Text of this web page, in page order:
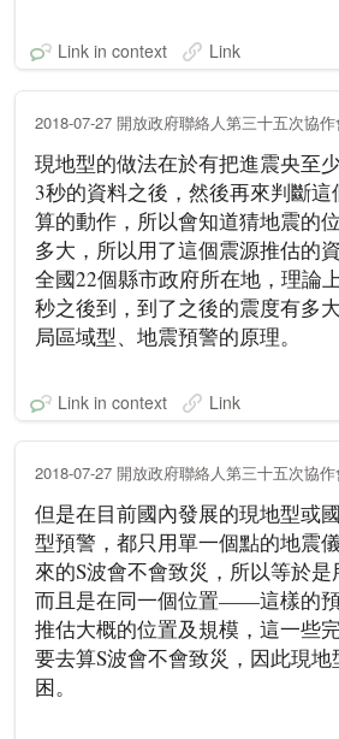
Link in context Link
2018-07-27 開放政府聯絡人第三十五次協
現地型的做法在於有把進震央至
3秒的資料之後，然後再來判斷
算的動作，所以會知道猜地震的
多大，所以用了這個震源推估的
全國22個縣市政府所在地，理論
秒之後到，到了之後的震度有多
局區域型、地震預警的原理。
Link in context Link
2018-07-27 開放政府聯絡人第三十五次協
但是在目前國內發展的現地型或
型預警，都只用單一個點的地震
來的S波會不會致災，所以等於
而且是在同一個位置——這樣的
推估大概的位置及規模，這一些
要去算S波會不會致災，因此現地
困。